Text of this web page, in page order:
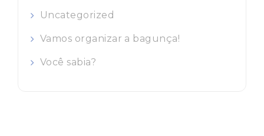
Uncategorized
Vamos organizar a bagunça!
Você sabia?